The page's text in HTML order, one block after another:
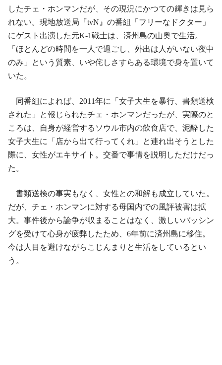
したチェ・ホンマンだが、その現況にかつての輝きは見ら
れない。現地放送局『tvN』の番組「フリーなドクター」
にゲスト出演した元K-1戦士は、済州島の山奥で生活。
「ほとんどの時間を一人で過ごし、外出は人がいない夜中
のみ」という質素、いや侘しさすらある環境で身を置いて
いた。
同番組によれば、2011年に「女子大生を暴行、書類送検
された」と報じられたチェ・ホンマンだったが、実際のと
ころは、自身が経営するソウル市内の飲食店で、泥酔した
女子大生に「店から出て行ってくれ」と連れ出そうとした
際に、女性がエキサイト。交番で事情を説明しただけだっ
た。
書類送検の事実もなく、女性との和解も成立していた。
だが、チェ・ホンマンに対する母国内での風評被害は拡
大。事件後から論争が収まることはなく、激しいバッシン
グを受けて心身が疲弊したため、6年前に済州島に移住。
今は人目を避けながらこじんまりと生活をしているとい
う。